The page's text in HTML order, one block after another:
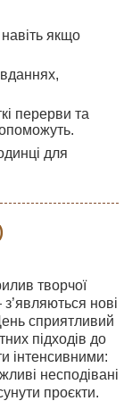
якщо
перерви та
для
творчої
нові
сприятливий
підходів до
інтенсивними:
несподівані
проєкти.